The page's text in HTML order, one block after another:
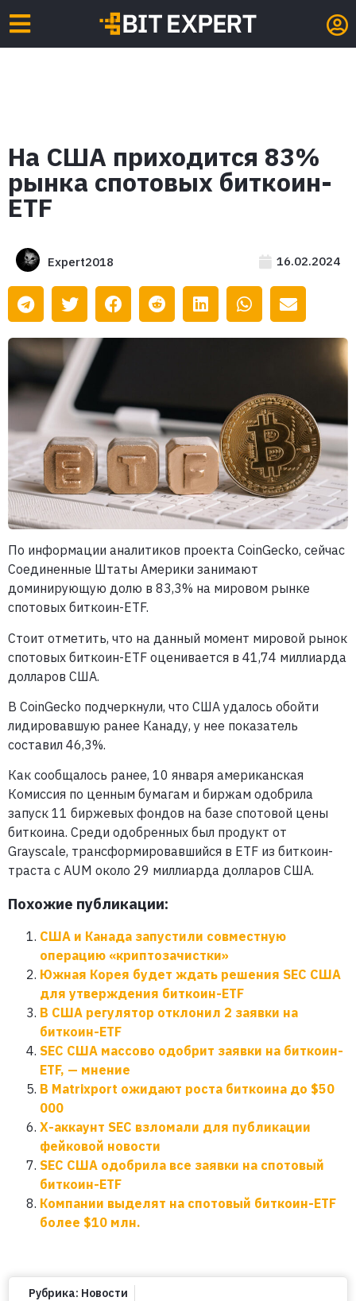
На США приходится 83%
рынка спотовых биткоин-
ETF
Expert2018 16.02.2024
По информации аналитиков проекта CoinGecko, сейчас
Соединенные Штаты Америки занимают
доминирующую долю в 83,3% на мировом рынке
спотовых биткоин-ETF.
Стоит отметить, что на данный момент мировой рынок
спотовых биткоин-ETF оценивается в 41,74 миллиарда
долларов США.
В CoinGecko подчеркнули, что США удалось обойти
лидировавшую ранее Канаду, у нее показатель
составил 46,3%.
Как сообщалось ранее, 10 января американская
Комиссия по ценным бумагам и биржам одобрила
запуск 11 биржевых фондов на базе спотовой цены
биткоина. Среди одобренных был продукт от
Grayscale, трансформировавшийся в ETF из биткоин-
траста с AUM около 29 миллиарда долларов США.
Похожие публикации:
США и Канада запустили совместную
операцию «криптозачистки»
Южная Корея будет ждать решения SEC США
для утверждения биткоин-ETF
В США регулятор отклонил 2 заявки на
биткоин-ETF
SEC США массово одобрит заявки на биткоин-
ETF, — мнение
В Matrixport ожидают роста биткоина до $50
000
X-аккаунт SEC взломали для публикации
фейковой новости
SEC США одобрила все заявки на спотовый
биткоин-ETF
Компании выделят на спотовый биткоин-ETF
более $10 млн.
Рубрика: Новости